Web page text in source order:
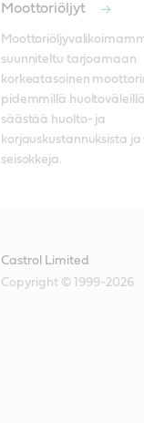
Moottoriöljyt
suunniteltu tarjoamaan
korkeatasoinen
pidemmillä
säästää huolto- ja
korjauskustannuksista
seisokkeja.
Castrol Limited
Copyright © 1999-2026